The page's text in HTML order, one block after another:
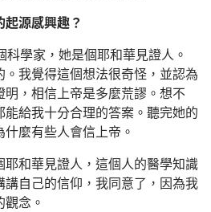
源感興趣？
學家，她是個耶和華見證人。
我覺得這個想法很奇怪，並認為
，相信上帝是多麼荒謬。想不
給我十分合理的答案。聽完她的
麼有些人會信上帝。
和華見證人，這個人的醫學知識
自己的信仰，我同意了，因為我
念。